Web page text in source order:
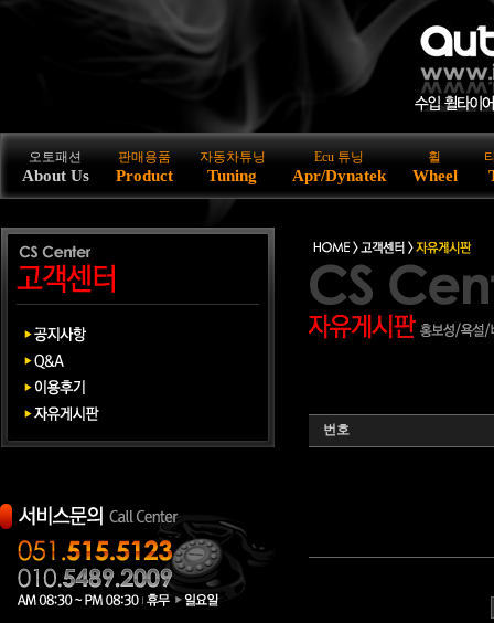
오토패션
About Us
판매용품
Product
자동차튜닝
Tuning
Ecu 튜닝
Apr/Dynatek
휠
Wheel
번호